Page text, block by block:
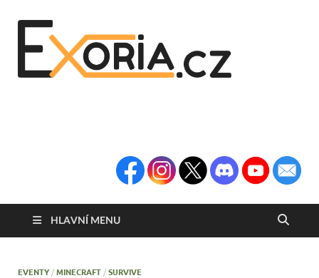
HLAVNÍ MENU
EVENTY /MINECRAFT /SURVIVE